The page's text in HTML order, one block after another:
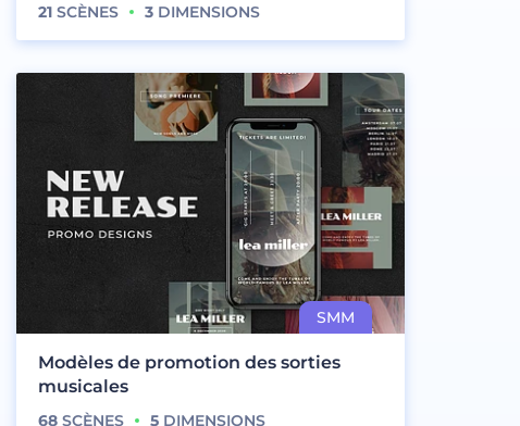
21SCÈNES 3DIMENSIONS
Modèles de promotion des sorties
musicales
68SCÈNES 5DIMENSIONS